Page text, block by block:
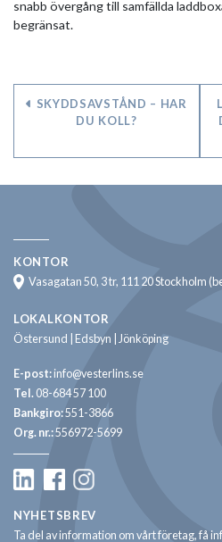
snabb övergång till samfällda
begränsat.
SKYDDSAVSTÅND – HAR
DU KOLL?
KONTOR
Vasagatan 50, 3 tr, 111 20 Stockholm
LOKALKONTOR
Östersund | Edsbyn | Jönköping
E-post: info@vesterlins.se
Tel. 08-684 57 100
Bankgiro:551-3866
Org. nr.:556972-5699
NYHETSBREV
Ta del av information om vårt företag, få